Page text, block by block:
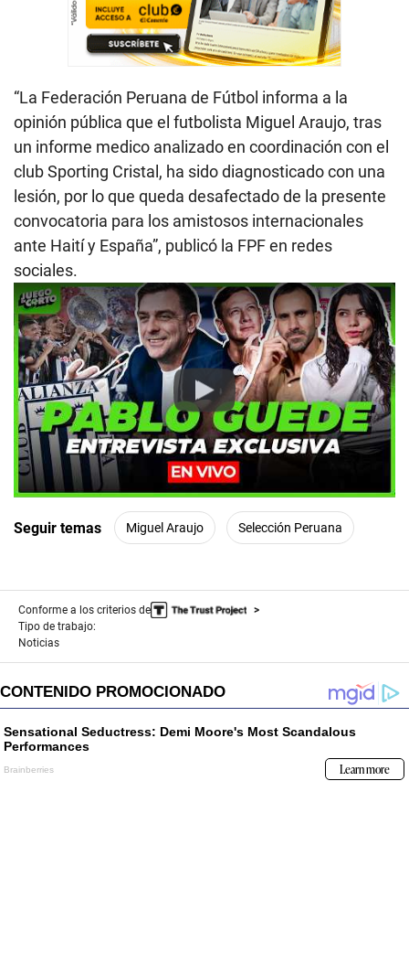
“La Federación Peruana de Fútbol informa a la
opinión pública que el futbolista Miguel Araujo, tras
un informe medico analizado en coordinación con el
club Sporting Cristal, ha sido diagnosticado con una
lesión, por lo que queda desafectado de la presente
convocatoria para los amistosos internacionales
ante Haití y España”, publicó la FPF en redes
sociales.
Play
Seguir temas Miguel Araujo Selección Peruana
Conforme a los criterios de
Tipo de trabajo:
Noticias